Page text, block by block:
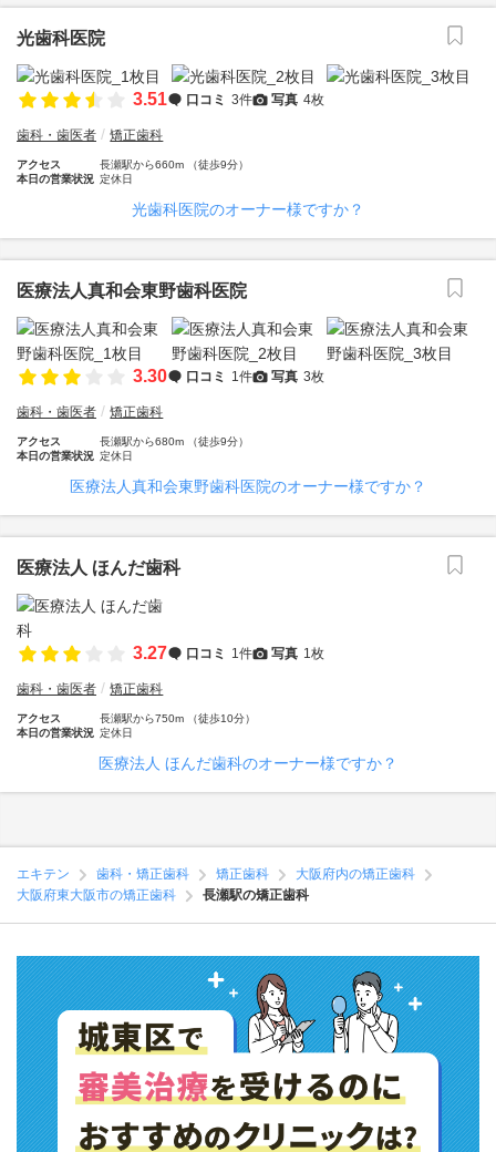
光歯科医院
3.51 口コミ 3件 写真 4枚
歯科・歯医者 矯正歯科
アクセス
長瀬駅から660m （徒歩9分）
本日の営業状況 定休日
光歯科医院のオーナー様ですか？
医療法人真和会東野歯科医院
3.30 口コミ 1件 写真 3枚
歯科・歯医者 矯正歯科
アクセス
長瀬駅から680m （徒歩9分）
本日の営業状況 定休日
医療法人真和会東野歯科医院のオーナー様ですか？
医療法人 ほんだ歯科
3.27 口コミ 1件 写真 1枚
歯科・歯医者 矯正歯科
アクセス
長瀬駅から750m （徒歩10分）
本日の営業状況 定休日
医療法人 ほんだ歯科のオーナー様ですか？
エキテン 歯科・矯正歯科 矯正歯科
大阪府内の矯正歯科
大阪府東大阪市の矯正歯科
長瀬駅の矯正歯科